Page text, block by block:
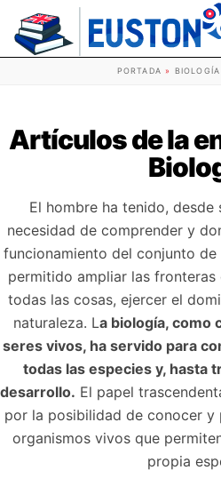
PORTADA » BIOLOGÍA
Artículos de la
El hombre ha tenido, desde
necesidad de comprender y
funcionamiento del conjunto
permitido ampliar las
todas las cosas, ejercer el
naturaleza. La biología, como
seres vivos, ha servido para
todas las especies y, hasta
desarrollo. El papel
por la posibilidad de conocer
organismos vivos que
propia